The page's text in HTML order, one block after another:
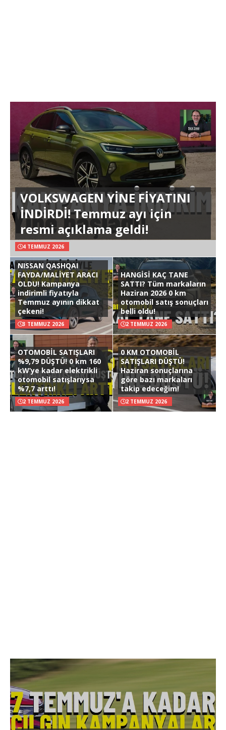
VOLKSWAGEN YİNE FİYATINI
İNDİRDİ! Temmuz ayı için
resmi açıklama geldi!
4 TEMMUZ 2026
NISSAN QASHQAI
FAYDA/MALİYET ARACI
OLDU! Kampanya
indirimli fiyatıyla
Temmuz ayının dikkat
çekeni!
3 TEMMUZ 2026
HANGİSİ KAÇ TANE
SATTI? Tüm markaların
Haziran 2026 0 km
otomobil satış sonuçları
belli oldu!
2 TEMMUZ 2026
OTOMOBİL SATIŞLARI
%9,79 DÜŞTÜ! 0 km 160
kW’ye kadar elektrikli
otomobil satışlarıysa
%7,7 arttı!
2 TEMMUZ 2026
0 KM OTOMOBİL
SATIŞLARI DÜŞTÜ!
Haziran sonuçlarına
göre bazı markaları
takip edeceğim!
2 TEMMUZ 2026